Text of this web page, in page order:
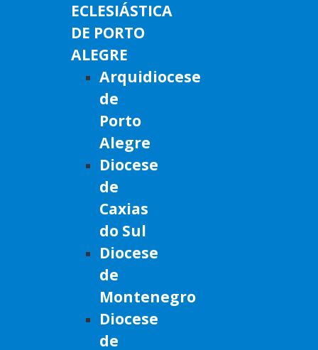
ECLESIÁSTICA
DE PORTO
ALEGRE
Arquidiocese
de
Porto
Alegre
Diocese
de
Caxias
do Sul
Diocese
de
Montenegro
Diocese
de